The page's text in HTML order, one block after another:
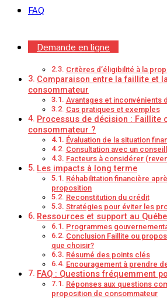
FAQ
Demande en ligne
Qu’est-ce qu’une proposition de
Définition et fonctionnement
Critères d’éligibilité à la
Comparaison entre la faillite et
consommateur
Avantages et inconvénients
Cas pratiques et exemples
Processus de décision : Faillite
consommateur ?
Évaluation de la situation
Consultation avec un
Facteurs à considérer
Les impacts à long terme
Réhabilitation financière
proposition
Reconstitution du crédit
Stratégies pour éviter les
Ressources et support au
Programmes
Conclusion Faillite ou
que choisir?
Résumé des points clés
Encouragement à prendre
FAQ : Questions fréquemment
Réponses aux questions
proposition de consommateur